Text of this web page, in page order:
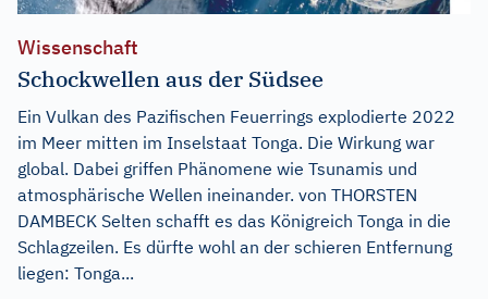
Wissenschaft
Schockwellen aus der Südsee
Ein Vulkan des Pazifischen Feuerrings explodierte 2022
im Meer mitten im Inselstaat Tonga. Die Wirkung war
global. Dabei griffen Phänomene wie Tsunamis und
atmosphärische Wellen ineinander. von THORSTEN
DAMBECK Selten schafft es das Königreich Tonga in die
Schlagzeilen. Es dürfte wohl an der schieren Entfernung
liegen: Tonga...